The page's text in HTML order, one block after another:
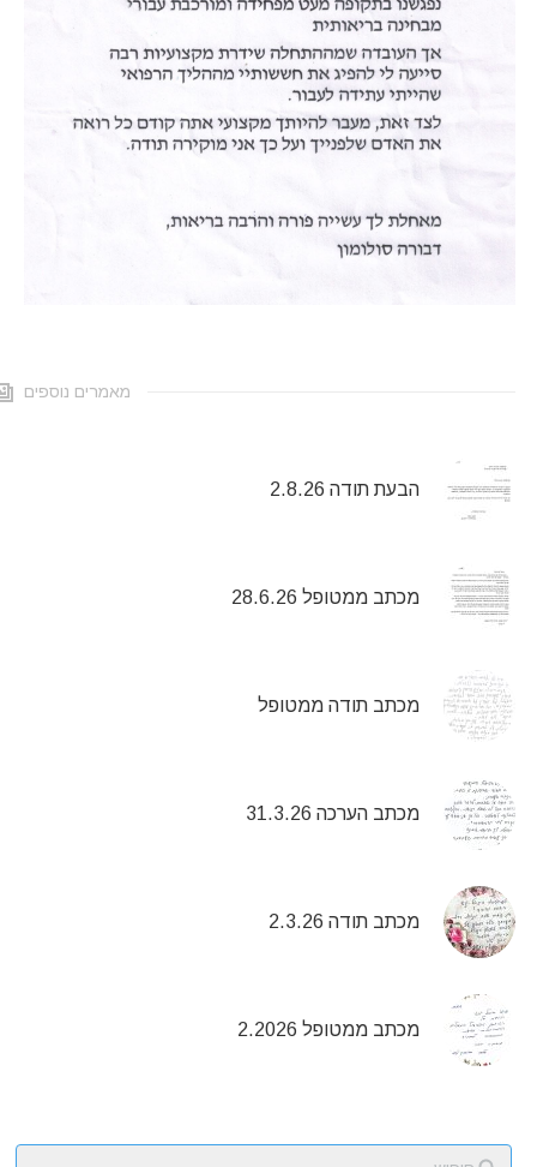
מאמרים נוספים
הבעת תודה 2.8.26
מכתב ממטופל 28.6.26
מכתב תודה ממטופל
מכתב הערכה 31.3.26
מכתב תודה 2.3.26
מכתב ממטופל 2.2026